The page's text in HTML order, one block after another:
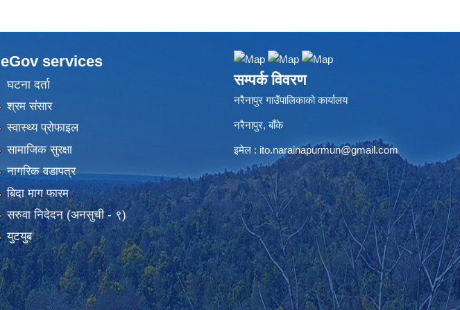
eGov services
घटना दर्ता
श्रम संसार
स्वास्थ्य प्रोफाइल
सामाजिक सुरक्षा
नागरिक वडापत्र
बिदा माग फारम
सरुवा निदेदन (अनसुची - ९)
युटयुब
सम्पर्क विवरण
नरैनापुर गाउँपालिकाको कार्यालय
नरैनापुर, बाँके
इमेल : ito.narainapurmun@gmail.com